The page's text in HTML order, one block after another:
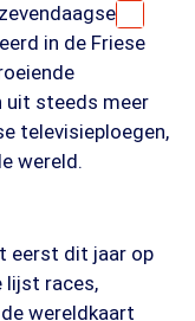
in de Friese
uit steeds meer
televisieploegen,
wereld.
eerst dit jaar op
lijst races,
wereldkaart